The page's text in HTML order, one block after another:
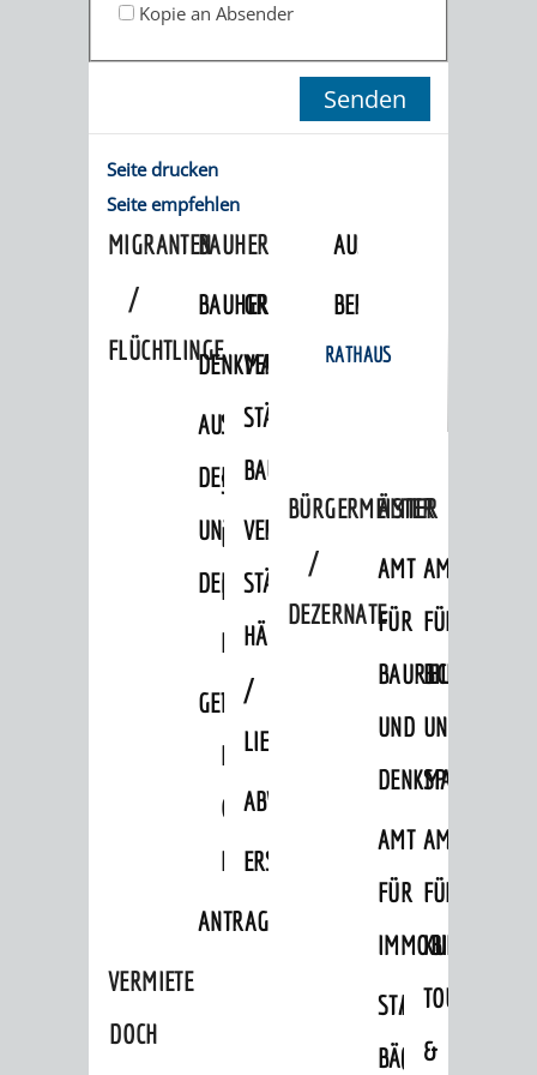
HILFE
MIT
BEHINDERUNG
MIT
DEMENZ
MIGRANTEN
/
FLÜCHTLINGE
BAUHERREN
BAUHERRENBERATUNG
GRUNDSTÜCKSWERTERMITTLUNG
DENKMALSCHUTZ
AUFGABEN
DER
UNTEREN
DENKMALSCHUTZBEHÖRDE
STEUERVORTEILE
SATZUNGEN
IM
BEREICH
DENKMALSCHUTZ
GENEHMIGUNGSVERFAHREN
TAG
DES
OFFENEN
DENKMALS
VERKAUF
STÄDTISCHER
BAUPLÄTZE
VERKAUF
STÄDTISCHER
HÄUSER
/
LIEGENSCHAFTEN
ABWASSERBESEITIGUNG
ERSCHLIESSUNGSBEITRAG
ANTRAGSVERFAHREN
VERMIETE
DOCH
BERATUNGSERGEBNISSE
/
SITZUNGSUNTERLAGEN
AUSSCHÜSSE
RATHAUS
BÜRGERMEISTER
/
DEZERNATE
ÄMTER
AMT
FÜR
BAURECHT
UND
DENKMALSCHUTZ
AMT
FÜR
BILDUNG
UND
SPORT
AMT
FÜR
STABSSTELLE
BÄDER
HOCHBAU
(PLANUNG
AMT
FÜR
KULTUR,
TOURISMUS
&
Kopie an Absender
Seite drucken
Seite empfehlen